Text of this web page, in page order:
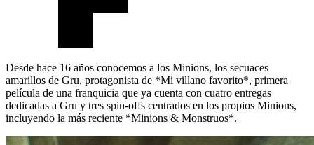
Desde hace 16 años conocemos a los Minions, los secuaces
amarillos de Gru, protagonista de *Mi villano favorito*, primera
película de una franquicia que ya cuenta con cuatro entregas
dedicadas a Gru y tres spin-offs centrados en los propios Minions,
incluyendo la más reciente *Minions & Monstruos*.